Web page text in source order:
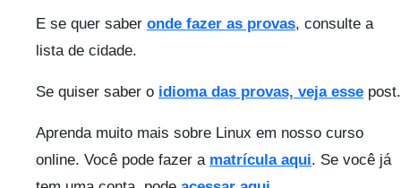
E se quer saber onde fazer as provas, consulte a
lista de cidade.
Se quiser saber o idioma das provas, veja esse post.
Aprenda muito mais sobre Linux em nosso curso
online. Você pode fazer a matrícula aqui. Se você já